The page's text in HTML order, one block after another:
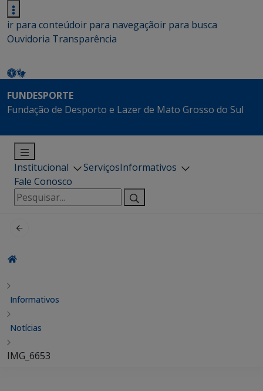
ir para conteúdoir para navegaçãoir para busca
Ouvidoria Transparência
FUNDESPORTE
Fundação de Desporto e Lazer de Mato Grosso do Sul
Institucional ServiçosInformativos
Fale Conosco
Pesquisar
por:
Informativos
Notícias
IMG_6653